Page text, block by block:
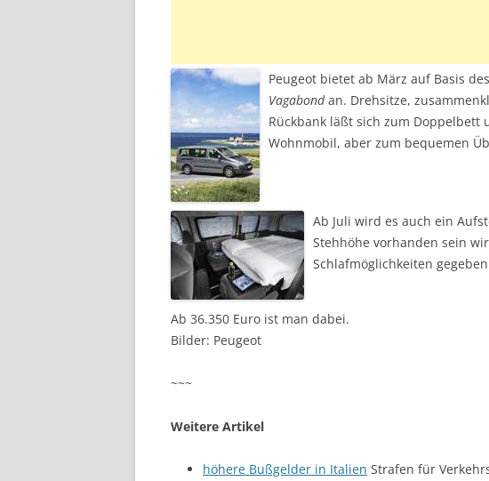
Peugeot bietet ab März auf Basis
Vagabondan. Drehsitze,
Rückbank läßt sich zum Doppelbett
Wohnmobil, aber zum bequemen
Ab Juli wird es auch ein
Stehhöhe vorhanden sein
Schlafmöglichkeiten
Ab 36.350 Euro ist man dabei.
Bilder: Peugeot
~~~
Weitere Artikel
höhere Bußgelder in Italien Strafen für